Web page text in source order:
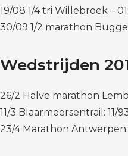
19/08 1/4 tri Willebroek –
30/09 1/2 marathon
Wedstrijden
26/2 Halve marathon
11/3 Blaarmeersentrail: 11/
23/4 Marathon Antwerpen: